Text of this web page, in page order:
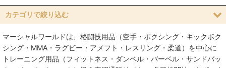
カテゴリで絞り込む
アパレル (全商品)
ラッシュガード
マーシャルワールドは、格闘技用品（空手・ボクシング・キックボク
シング・MMA・ラグビー・アメフト・レスリング・柔道）を中心に
トレーニング用品（フィットネス・ダンベル・バーベル・サンドバッ